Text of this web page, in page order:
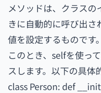
メソッドは、クラス
きに自動的に呼び出
値を設定するものです。
このとき、selfを使っ
スします。以下の具体
class Person: def